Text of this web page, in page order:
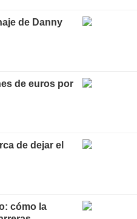
de Danny
de euros por
de dejar el
cómo la